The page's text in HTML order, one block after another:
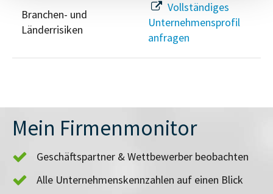
Branchen- und
Länderrisiken
Vollständiges
Unternehmensprofil
anfragen
Mein Firmenmonitor
Geschäftspartner & Wettbewerber beobachten
Alle Unternehmenskennzahlen auf einen Blick